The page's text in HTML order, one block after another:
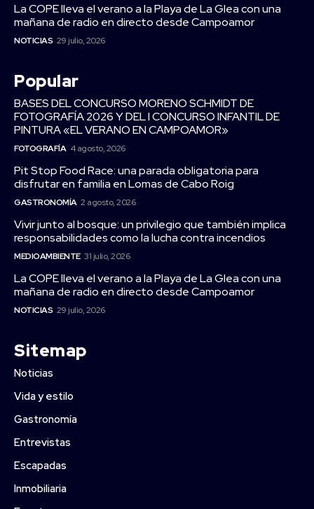
La COPE lleva el verano a la Playa de La Glea con una
mañana de radio en directo desde Campoamor
NOTICIAS 29 julio, 2026
Popular
BASES DEL CONCURSO MORENO SCHMIDT DE
FOTOGRAFÍA 2026 Y DEL I CONCURSO INFANTIL DE
PINTURA «EL VERANO EN CAMPOAMOR»
FOTOGRAFÍA 4 agosto, 2026
Pit Stop Food Race: una parada obligatoria para
disfrutar en familia en Lomas de Cabo Roig
GASTRONOMÍA 2 agosto, 2026
Vivir junto al bosque: un privilegio que también implica
responsabilidades como la lucha contra incendios
MEDIOAMBIENTE 31 julio, 2026
La COPE lleva el verano a la Playa de La Glea con una
mañana de radio en directo desde Campoamor
NOTICIAS 29 julio, 2026
Sitemap
Noticias
Vida y estilo
Gastronomía
Entrevistas
Escapadas
Inmobiliaria